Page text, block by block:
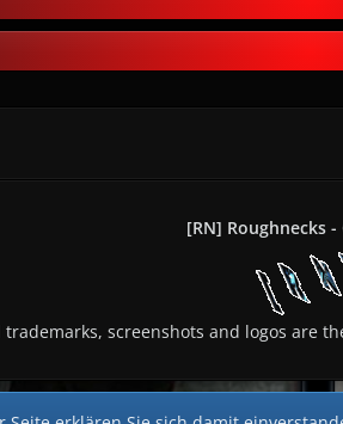
[RN] Roughnecks
trademarks, screenshots and logos are